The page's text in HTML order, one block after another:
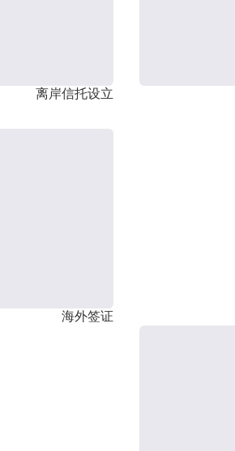
离岸信托设立
海外签证